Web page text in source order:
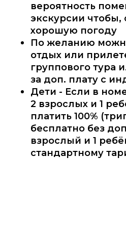
вероятность
экскурсии чтобы,
хорошую погоду
По желанию
отдых или
группового тура
за доп. плату с
Дети - Если в
2 взрослых и 1
платить 100%
бесплатно без
взрослый и 1
стандартному